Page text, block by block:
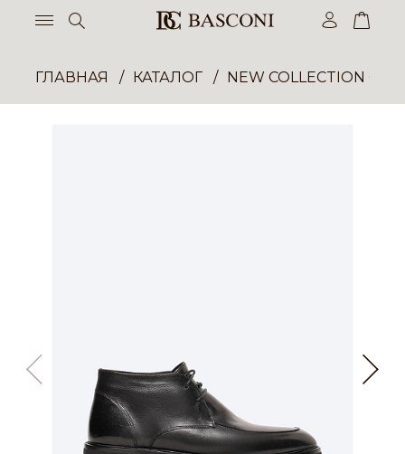
ГЛАВНАЯ КАТАЛОГ NEW COLLECTION